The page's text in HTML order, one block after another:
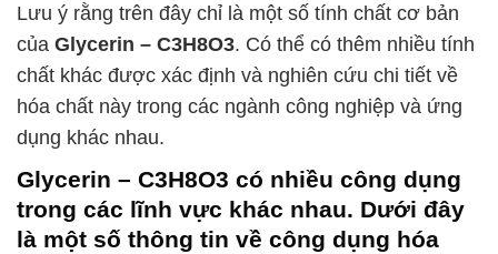
Lưu ý rằng trên đây chỉ là một số tính chất cơ bản
của Glycerin – C3H8O3. Có thể có thêm nhiều tính
chất khác được xác định và nghiên cứu chi tiết về
hóa chất này trong các ngành công nghiệp và ứng
dụng khác nhau.
Glycerin – C3H8O3 có nhiều công dụng
trong các lĩnh vực khác nhau. Dưới đây
là một số thông tin về công dụng hóa